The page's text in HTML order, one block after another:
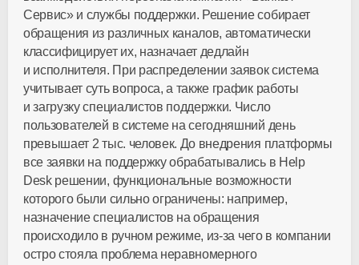
Сервис» и службы поддержки. Решение собирает
обращения из различных каналов, автоматически
классифицирует их, назначает дедлайн
и исполнителя. При распределении заявок система
учитывает суть вопроса, а также график работы
и загрузку специалистов поддержки. Число
пользователей в системе на сегодняшний день
превышает 2 тыс. человек. До внедрения платформы
все заявки на поддержку обрабатывались в Help
Desk решении, функциональные возможности
которого были сильно ограничены: например,
назначение специалистов на обращения
происходило в ручном режиме, из-за чего в компании
остро стояла проблема неравномерного